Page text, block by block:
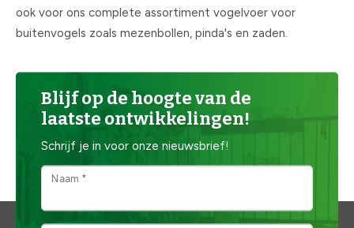
ook voor ons complete assortiment vogelvoer voor
buitenvogels zoals mezenbollen, pinda's en zaden.
Blijf op de hoogte van de
laatste ontwikkelingen!
Schrijf je in voor onze nieuwsbrief!
Naam *